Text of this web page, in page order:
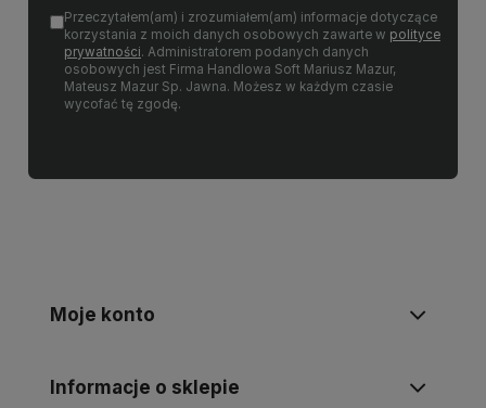
Przeczytałem(am) i zrozumiałem(am) informacje dotyczące
korzystania z moich danych osobowych zawarte w polityce
prywatności. Administratorem podanych danych
osobowych jest Firma Handlowa Soft Mariusz Mazur,
Mateusz Mazur Sp. Jawna. Możesz w każdym czasie
wycofać tę zgodę.
Moje konto
Informacje o sklepie